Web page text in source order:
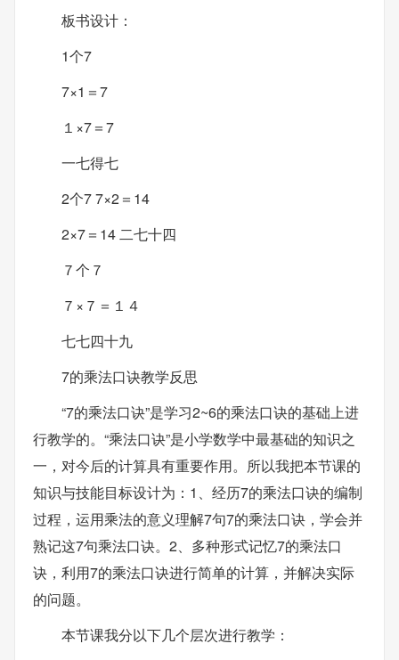
板书设计：
1个7
7×1＝7
１×7＝7
一七得七
2个7 7×2＝14
2×7＝14 二七十四
７个７
７×７＝１４
七七四十九
7的乘法口诀教学反思
“7的乘法口诀”是学习2~6的乘法口诀的基础上进
行教学的。“乘法口诀”是小学数学中最基础的知识之
一，对今后的计算具有重要作用。所以我把本节课的
知识与技能目标设计为：1、经历7的乘法口诀的编制
过程，运用乘法的意义理解7句7的乘法口诀，学会并
熟记这7句乘法口诀。2、多种形式记忆7的乘法口
诀，利用7的乘法口诀进行简单的计算，并解决实际
的问题。
本节课我分以下几个层次进行教学：